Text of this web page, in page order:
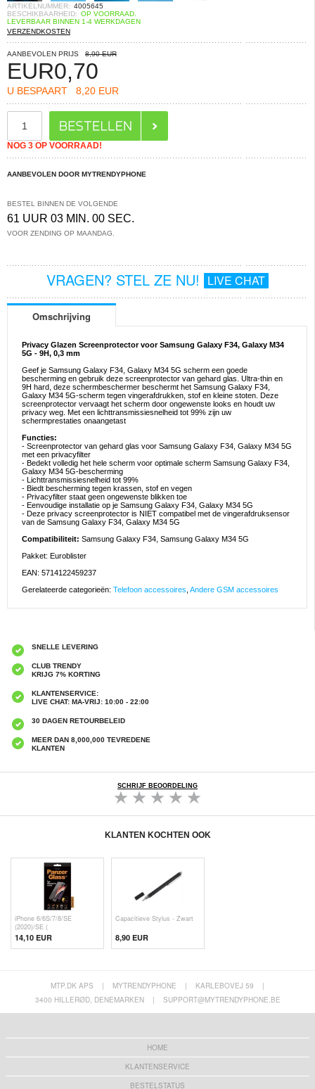
ARTIKELNUMMER: 4005645
BESCHIKBAARHEID: OP VOORRAAD.
LEVERBAAR BINNEN 1-4 WERKDAGEN
VERZENDKOSTEN
AANBEVOLEN PRIJS 8,90 EUR
EUR0,70
U BESPAART 8,20 EUR
NOG 3 OP VOORRAAD!
AANBEVOLEN DOOR MYTRENDYPHONE
BESTEL BINNEN DE VOLGENDE
61 UUR 02 MIN. 59 SEC.
VOOR ZENDING OP MAANDAG.
VRAGEN? STEL ZE NU! LIVE CHAT
Omschrijving
Privacy Glazen Screenprotector voor Samsung Galaxy F34, Galaxy M34
5G - 9H, 0,3 mm
Geef je Samsung Galaxy F34, Galaxy M34 5G scherm een goede
bescherming en gebruik deze screenprotector van gehard glas. Ultra-thin en
9H hard, deze schermbeschermer beschermt het Samsung Galaxy F34,
Galaxy M34 5G-scherm tegen vingerafdrukken, stof en kleine stoten. Deze
screenprotector vervaagt het scherm door ongewenste looks en houdt uw
privacy weg. Met een lichttransmissiesnelheid tot 99% zijn uw
schermprestaties onaangetast
Functies:
- Screenprotector van gehard glas voor Samsung Galaxy F34, Galaxy M34 5G
met een privacyfilter
- Bedekt volledig het hele scherm voor optimale scherm Samsung Galaxy F34,
Galaxy M34 5G-bescherming
- Lichttransmissiesnelheid tot 99%
- Biedt bescherming tegen krassen, stof en vegen
- Privacyfilter staat geen ongewenste blikken toe
- Eenvoudige installatie op je Samsung Galaxy F34, Galaxy M34 5G
- Deze privacy screenprotector is NIET compatibel met de vingerafdruksensor
van de Samsung Galaxy F34, Galaxy M34 5G
Compatibiliteit: Samsung Galaxy F34, Samsung Galaxy M34 5G
Pakket: Euroblister
EAN: 5714122459237
Gerelateerde categorieën: Telefoon accessoires Andere GSM accessoires
SNELLE LEVERING
CLUB TRENDY
KRIJG 7% KORTING
KLANTENSERVICE:
LIVE CHAT: MA-VRIJ: 10:00 - 22:00
30 DAGEN RETOURBELEID
MEER DAN 8,000,000 TEVREDENE
KLANTEN
SCHRIJF BEOORDELING
KLANTEN KOCHTEN OOK
iPhone 6/6S/7/8/SE
(2020)/SE (
14,10 EUR
Capacitieve Stylus - Zwart
8,90 EUR
MTP.DK APS | MYTRENDYPHONE | KARLEBOVEJ 59
|
3400 HILLERØD, DENEMARKEN
| SUPPORT@MYTRENDYPHONE.BE
HOME
KLANTENSERVICE
BESTELSTATUS